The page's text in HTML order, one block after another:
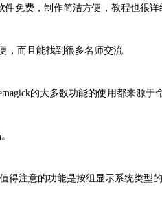
免费，制作简洁方便，教程也很详
而且能找到很多名师交流
的大多数功能的使用都来源于
注意的功能是按组显示系统类型